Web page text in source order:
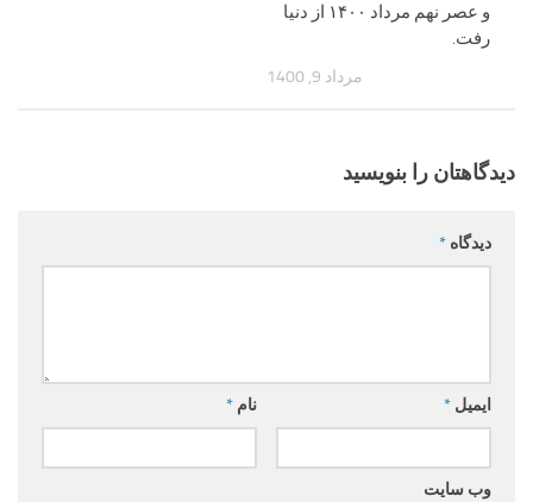
و عصر نهم مرداد ۱۴۰۰ از دنیا
رفت.
مرداد 9, 1400
دیدگاهتان را بنویسید
دیدگاه *
نام * ایمیل *
وب‌ سایت